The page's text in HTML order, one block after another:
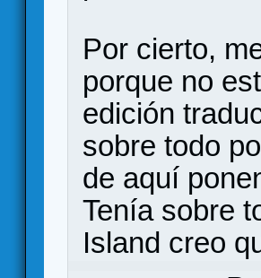
Por cierto,
porque no
edición
sobre todo
de aquí
Tenía sobre
Island creo